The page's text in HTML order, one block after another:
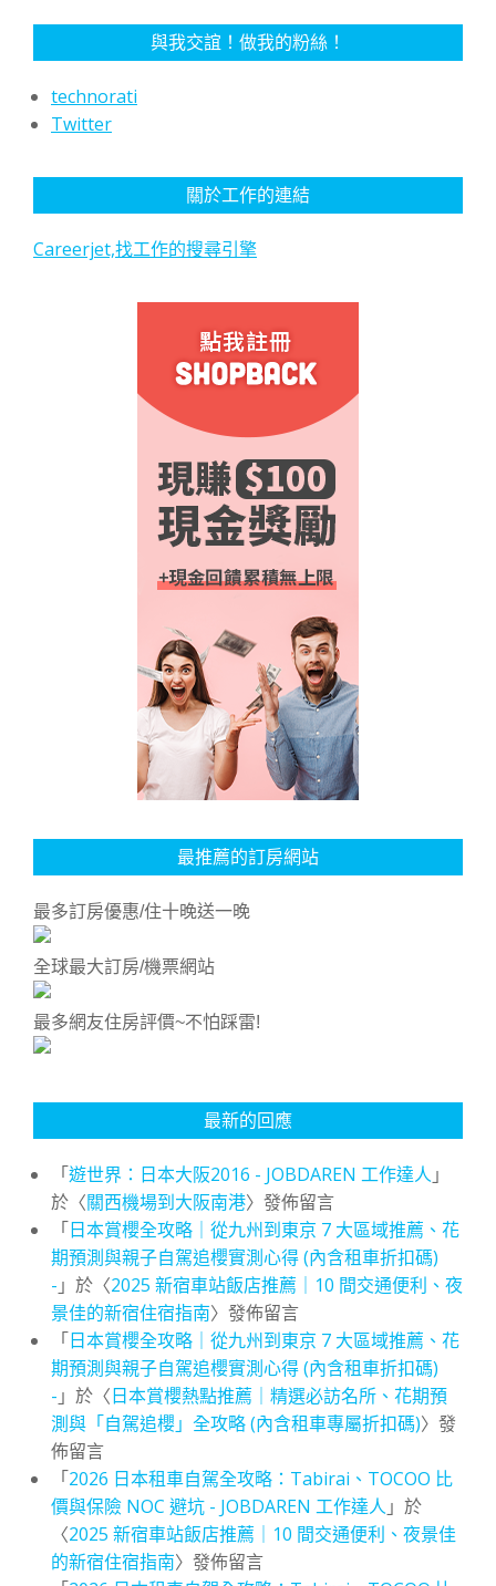
與我交誼！做我的粉絲！
technorati
Twitter
關於工作的連結
Careerjet,找工作的搜尋引擎
最推薦的訂房網站
最多訂房優惠/住十晚送一晚
全球最大訂房/機票網站
最多網友住房評價~不怕踩雷!
最新的回應
「遊世界：日本大阪2016 - JOBDAREN 工作達人 」
於〈關西機場到大阪南港〉發佈留言
「日本賞櫻全攻略｜從九州到東京 7 大區域推薦、花
期預測與親子自駕追櫻實測心得 (內含租車折扣碼)
- 」於〈2025 新宿車站飯店推薦｜10 間交通便利、夜
景佳的新宿住宿指南〉發佈留言
「日本賞櫻全攻略｜從九州到東京 7 大區域推薦、花
期預測與親子自駕追櫻實測心得 (內含租車折扣碼)
- 」於〈日本賞櫻熱點推薦｜精選必訪名所、花期預
測與「自駕追櫻」全攻略 (內含租車專屬折扣碼)〉發
佈留言
「2026 日本租車自駕全攻略：Tabirai、TOCOO 比
價與保險 NOC 避坑 - JOBDAREN 工作達人 」於
〈2025 新宿車站飯店推薦｜10 間交通便利、夜景佳
的新宿住宿指南〉發佈留言